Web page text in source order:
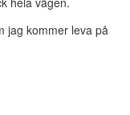
jag kommer leva på